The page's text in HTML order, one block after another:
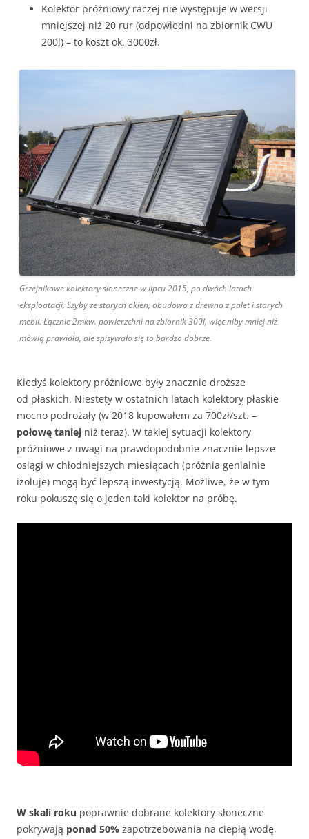
Kolektor próżniowy raczej nie występuje w wersji
mniejszej niż 20 rur (odpowiedni na zbiornik CWU
200l) – to koszt ok. 3000zł.
Grzejnikowe kolektory słoneczne w lipcu 2015, po dwóch latach
eksploatacji. Szyby ze starych okien, obudowa z drewna z palet i starych
mebli. Łącznie 2mkw. powierzchni na zbiornik 300l, więc niby mniej niż
mówią prawidła, ale spisywało się to bardzo dobrze.
Kiedyś kolektory próżniowe były znacznie droższe
od płaskich. Niestety w ostatnich latach kolektory płaskie
mocno podrożały (w 2018 kupowałem za 700zł/szt. –
połowę taniej niż teraz). W takiej sytuacji kolektory
próżniowe z uwagi na prawdopodobnie znacznie lepsze
osiągi w chłodniejszych miesiącach (próżnia genialnie
izoluje) mogą być lepszą inwestycją. Możliwe, że w tym
roku pokuszę się o jeden taki kolektor na próbę.
W skali roku poprawnie dobrane kolektory słoneczne
pokrywają ponad 50% zapotrzebowania na ciepłą wodę,